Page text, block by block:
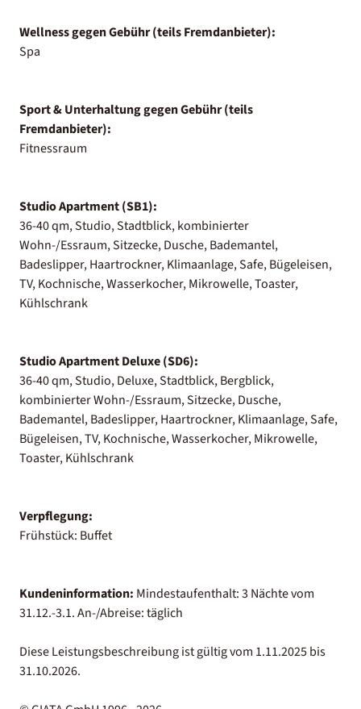
Wellness gegen Gebühr (teils Fremdanbieter):
Spa
Sport & Unterhaltung gegen Gebühr (teils
Fremdanbieter):
Fitnessraum
Studio Apartment (SB1):
36-40 qm, Studio, Stadtblick, kombinierter
Wohn-/Essraum, Sitzecke, Dusche, Bademantel,
Badeslipper, Haartrockner, Klimaanlage, Safe, Bügeleisen,
TV, Kochnische, Wasserkocher, Mikrowelle, Toaster,
Kühlschrank
Studio Apartment Deluxe (SD6):
36-40 qm, Studio, Deluxe, Stadtblick, Bergblick,
kombinierter Wohn-/Essraum, Sitzecke, Dusche,
Bademantel, Badeslipper, Haartrockner, Klimaanlage, Safe,
Bügeleisen, TV, Kochnische, Wasserkocher, Mikrowelle,
Toaster, Kühlschrank
Verpflegung:
Frühstück: Buffet
Kundeninformation: Mindestaufenthalt: 3 Nächte vom
31.12.-3.1. An-/Abreise: täglich
Diese Leistungsbeschreibung ist gültig vom 1.11.2025 bis
31.10.2026.